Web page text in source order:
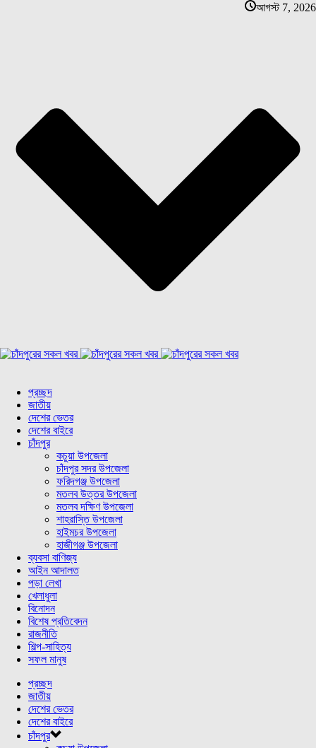
আগস্ট 7, 2026
প্রচ্ছদ
জাতীয়
দেশের ভেতর
দেশের বাইরে
চাঁদপুর
কচুয়া উপজেলা
চাঁদপুর সদর উপজেলা
ফরিদগঞ্জ উপজেলা
মতলব উত্তর উপজেলা
মতলব দক্ষিণ উপজেলা
শাহরাস্তি উপজেলা
হাইমচর উপজেলা
হাজীগঞ্জ উপজেলা
ব্যবসা বাণিজ্য
আইন আদালত
পড়া লেখা
খেলাধুলা
বিনোদন
বিশেষ প্রতিবেদন
রাজনীতি
শিল্প-সাহিত্য
সফল মানুষ
প্রচ্ছদ
জাতীয়
দেশের ভেতর
দেশের বাইরে
চাঁদপুর